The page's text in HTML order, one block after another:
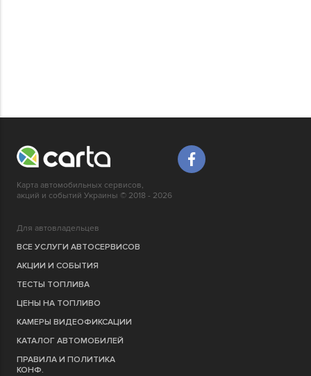
Карта автомобильных сервисов,
акций и событий Украины © 2018 - 2026
Для автовладельцев
ВСЕ УСЛУГИ АВТОСЕРВИСОВ
АКЦИИ И СОБЫТИЯ
ТЕСТЫ ТОПЛИВА
ЦЕНЫ НА ТОПЛИВО
КАМЕРЫ ВИДЕОФИКСАЦИИ
КАТАЛОГ АВТОМОБИЛЕЙ
ПРАВИЛА И ПОЛИТИКА
КОНФ.